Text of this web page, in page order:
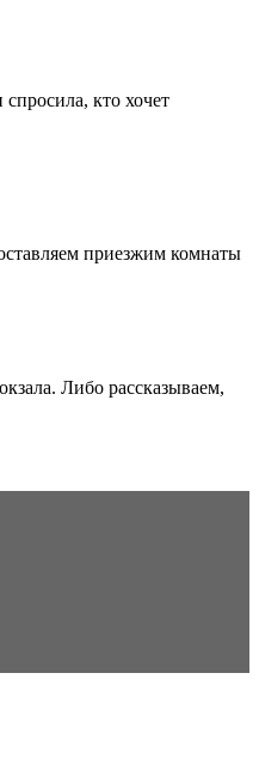
кто хочет
приезжим комнаты
Либо рассказываем,